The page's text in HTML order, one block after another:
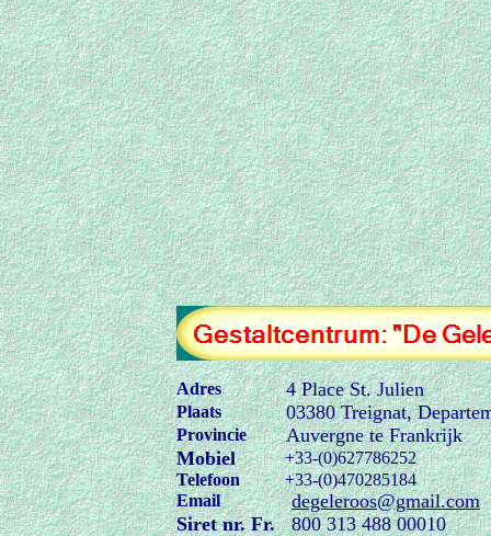
Adres 4 Place St. Julien
Plaats 03380 Treignat, D
Provincie
Auvergne te Frankrijk
Mobiel
+33-(0)627786252
Telefoon
+33-(0)470285184
Email
degeleroos@gmail.com
Siret nr. Fr. 800 313 488 00010